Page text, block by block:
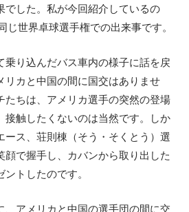
でした。私が今回紹介しているの
世界卓球選手権での出来事です。
乗り込んだバス車内の様子に話を戻
リカと中国の間に国交はありませ
たちは、アメリカ選手の突然の登場
接触したくないのは当然です。しか
ース、荘則棟（そう・そくとう）選
顔で握手し、カバンから取り出した
トしたのです。
、アメリカと中国の選手団の間に交